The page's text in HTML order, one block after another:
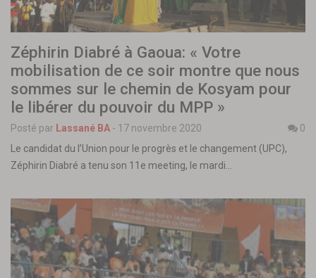
Zéphirin Diabré à Gaoua: « Votre
mobilisation de ce soir montre que nous
sommes sur le chemin de Kosyam pour
le libérer du pouvoir du MPP »
Posté par Lassané BA - 17 novembre 2020
0
Le candidat du l’Union pour le progrès et le changement (UPC),
Zéphirin Diabré a tenu son 11e meeting, le mardi…